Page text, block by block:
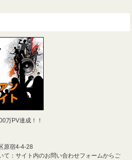
万PV達成！！
原宿4-4-28
て：サイト内のお問い合わせフォームからご